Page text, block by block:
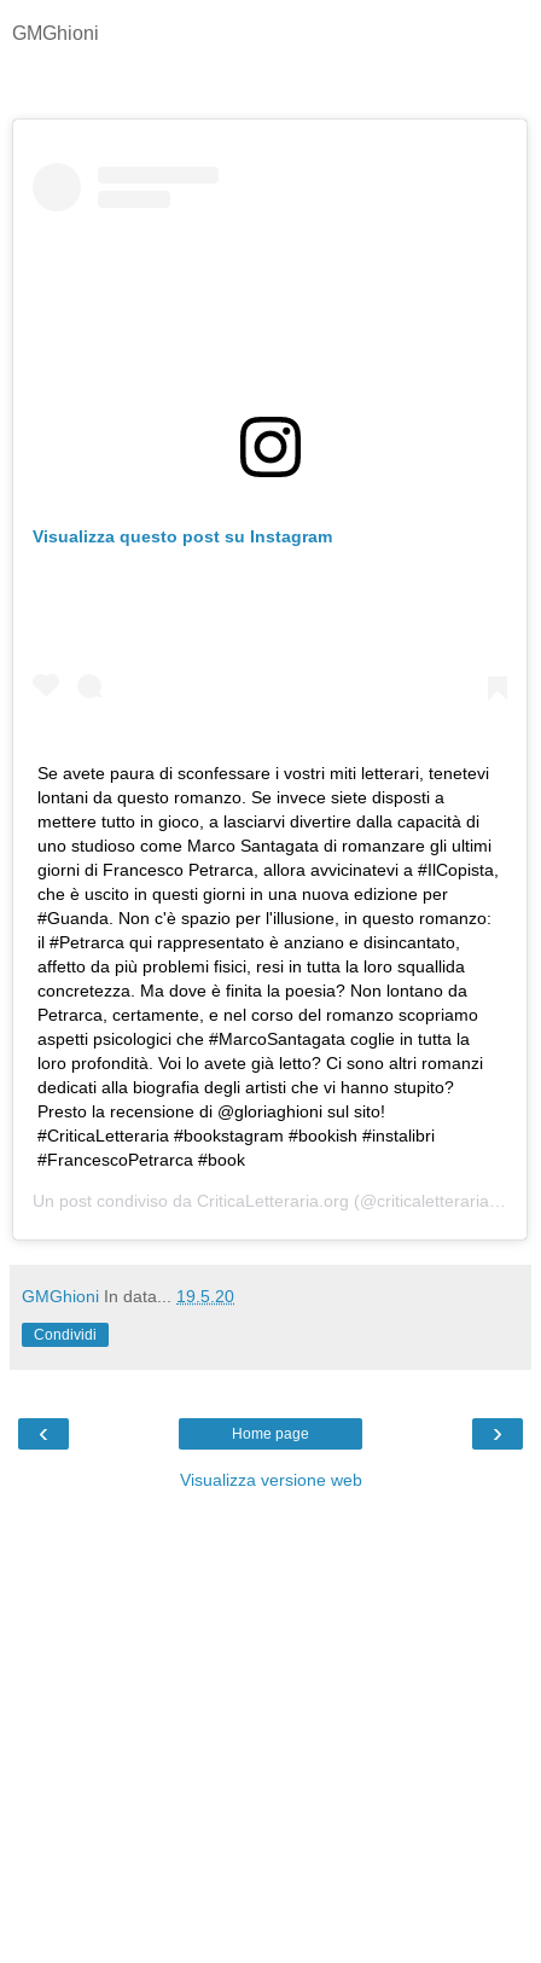
GMGhioni
Visualizza questo post su Instagram
Se avete paura di sconfessare i vostri miti letterari, tenetevi
lontani da questo romanzo. Se invece siete disposti a
mettere tutto in gioco, a lasciarvi divertire dalla capacità di
uno studioso come Marco Santagata di romanzare gli ultimi
giorni di Francesco Petrarca, allora avvicinatevi a #IlCopista,
che è uscito in questi giorni in una nuova edizione per
#Guanda. Non c'è spazio per l'illusione, in questo romanzo:
il #Petrarca qui rappresentato è anziano e disincantato,
affetto da più problemi fisici, resi in tutta la loro squallida
concretezza. Ma dove è finita la poesia? Non lontano da
Petrarca, certamente, e nel corso del romanzo scopriamo
aspetti psicologici che #MarcoSantagata coglie in tutta la
loro profondità. Voi lo avete già letto? Ci sono altri romanzi
dedicati alla biografia degli artisti che vi hanno stupito?
Presto la recensione di @gloriaghioni sul sito!
#CriticaLetteraria #bookstagram #bookish #instalibri
#FrancescoPetrarca #book
Un post condiviso da CriticaLetteraria.org (@criticaletteraria) in data:
GMGhioni In data... 19.5.20
Condividi
‹ ›
Home page
Visualizza versione web